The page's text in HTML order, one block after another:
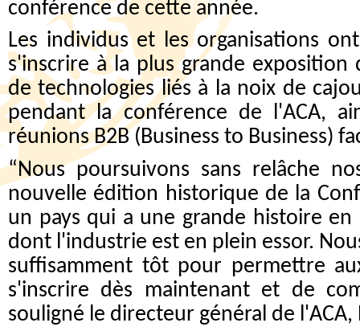
conférence de cette année.
Les individus et les organisations
s'inscrire à la plus grande
de technologies liés à la noix de
pendant la conférence de l'ACA,
réunions B2B (Business to Business)
“Nous poursuivons sans relâche
nouvelle édition historique de la
un pays qui a une grande histoire
dont l'industrie est en plein essor.
suffisamment tôt pour permettre
s'inscrire dès maintenant et de
souligné le directeur général de